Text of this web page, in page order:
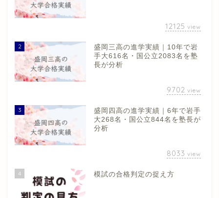
12125 view
2
盛岡三高の進学実績｜10年で岩
手大616名・国公立2083名を塾
長が分析
9702 view
3
盛岡四高の進学実績｜6年で岩手
大268名・国公立844名を塾長が
分析
8033 view
4 模試の合格判定の捉え方